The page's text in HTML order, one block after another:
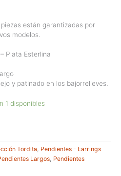
están garantizadas por
modelos.
Plata Esterlina
y patinado en los bajorrelieves.
1 disponibles
Tordita Pendientes - Earrings
Largos Pendientes